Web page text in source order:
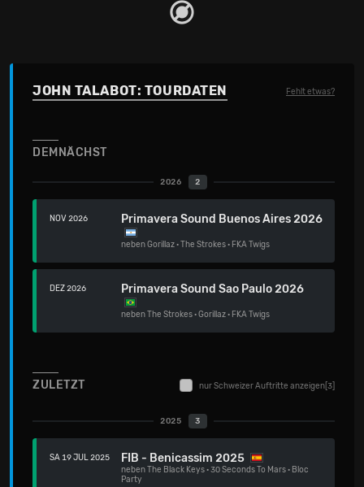
JOHN TALABOT: TOURDATEN Fehlt etwas?
DEMNÄCHST
2026 2
NOV 2026 Primavera Sound Buenos Aires 2026
nebenGorillaz·The Strokes· FKA Twigs
DEZ 2026 Primavera Sound Sao Paulo 2026
nebenThe Strokes·Gorillaz· FKA Twigs
ZULETZT nur Schweizer Auftritte anzeigen [3]
2025 3
SA 19 JUL 2025 FIB - Benicassim 2025
nebenThe Black Keys·30 Seconds To Mars· Bloc
Party